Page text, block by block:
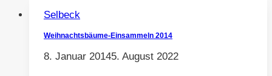
Selbeck
Weihnachtsbäume-Einsammeln 2014
8. Januar 20145. August 2022